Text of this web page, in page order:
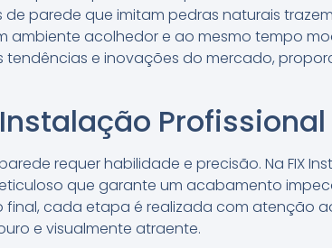
de parede que imitam pedras naturais
ambiente acolhedor e ao mesmo tempo
e inovações do mercado,
Profissional
requer habilidade e precisão. Na FIX
que garante um acabamento
cada etapa é realizada com atenção
e visualmente atraente.